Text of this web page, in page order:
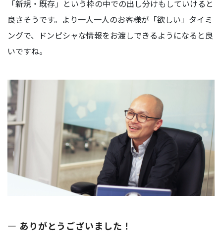
「新規・既存」という枠の中での出し分けもしていけると
良さそうです。より一人一人のお客様が「欲しい」タイミ
ングで、ドンピシャな情報をお渡しできるようになると良
いですね。
― ありがとうございました！